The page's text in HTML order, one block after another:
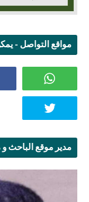
مواقع التواصل -
مدير موقع الباحث